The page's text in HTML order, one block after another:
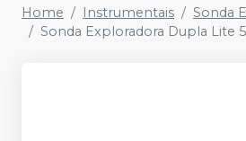
Home Instrumentais
Sonda
Sonda Exploradora Dupla Lite 5